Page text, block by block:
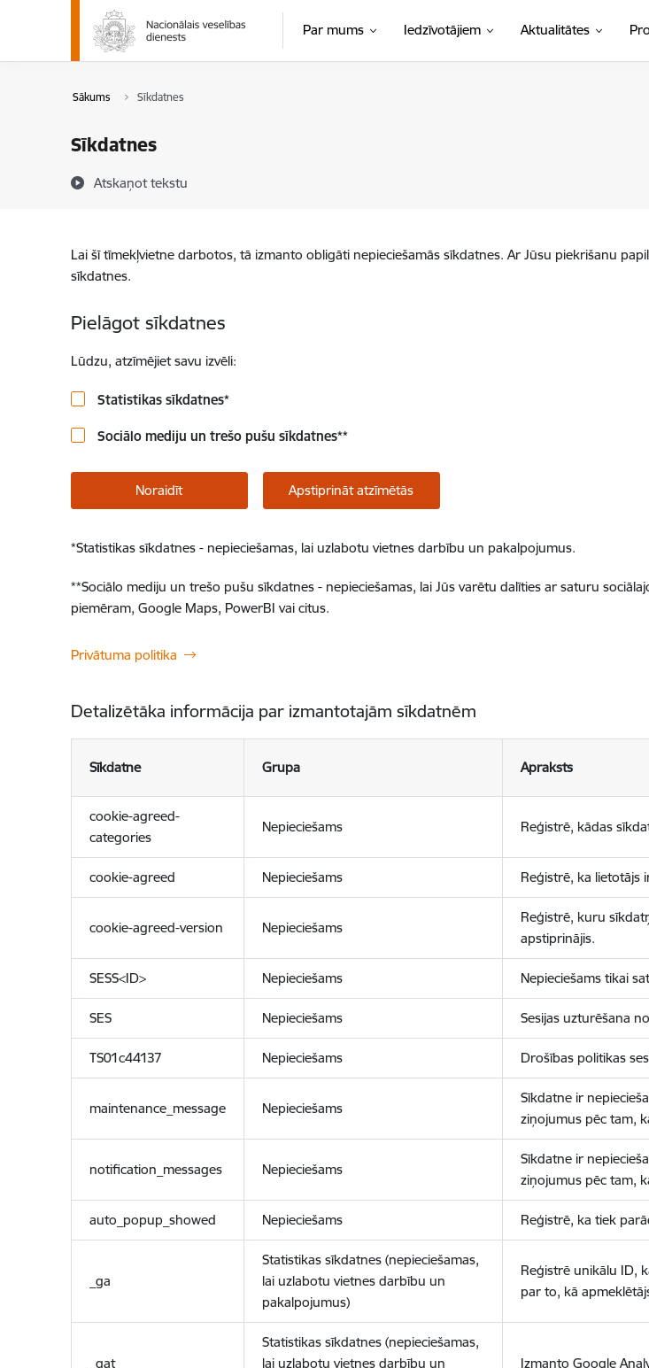
Pāriet uz lapas saturu
Par mums Iedzīvotājiem Aktualitātes
Sākums Sīkdatnes
Sīkdatnes
Atskaņot tekstu
Lai šī tīmekļvietne darbotos, tā izmanto obligāti nepieciešamās sīkdatnes. Ar Jūsu piekrišanu
sīkdatnes.
Pielāgot sīkdatnes
Lūdzu, atzīmējiet savu izvēli:
Statistikas sīkdatnes*
Sociālo mediju un trešo pušu sīkdatnes**
Noraidīt Apstiprināt atzīmētās
*Statistikas sīkdatnes - nepieciešamas, lai uzlabotu vietnes darbību un pakalpojumus.
**Sociālo mediju un trešo pušu sīkdatnes - nepieciešamas, lai Jūs varētu dalīties ar saturu
piemēram, Google Maps, PowerBI vai citus.
Privātuma politika
Detalizētāka informācija par izmantotajām sīkdatnēm
Sīkdatne Grupa Apraksts
cookie-agreed-
categories
Nepieciešams Reģistrē, kādas
cookie-agreed Nepieciešams Reģistrē, ka lietotājs
cookie-agreed-version Nepieciešams
Reģistrē, kuru
apstiprinājis.
SESS<ID> Nepieciešams Nepieciešams tikai
SES Nepieciešams Sesijas uzturēšana
TS01c44137 Nepieciešams Drošības politikas
maintenance_message Nepieciešams
Sīkdatne ir
ziņojumus pēc tam,
notification_messages Nepieciešams
Sīkdatne ir
ziņojumus pēc tam,
auto_popup_showed Nepieciešams Reģistrē, ka tiek
_ga
Statistikas sīkdatnes (nepieciešamas,
lai uzlabotu vietnes darbību un
pakalpojumus)
Reģistrē unikālu ID,
par to, kā
_gat
Statistikas sīkdatnes (nepieciešamas,
lai uzlabotu vietnes darbību un
Izmanto Google